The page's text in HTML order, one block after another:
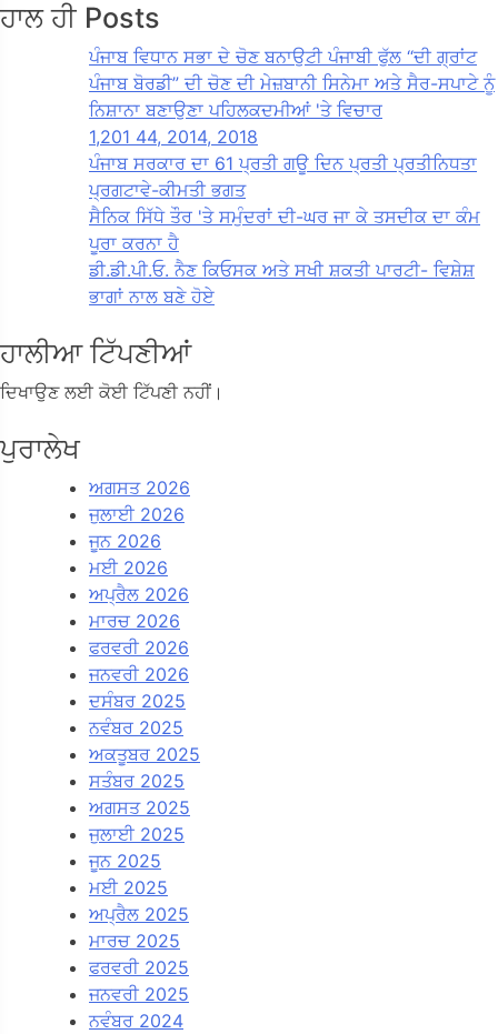
ਹਾਲ ਹੀ Posts
ਪੰਜਾਬ ਵਿਧਾਨ ਸਭਾ ਦੇ ਚੋਣ ਬਨਾਉਟੀ ਪੰਜਾਬੀ ਫੁੱਲ “ਦੀ ਗ੍ਰਾਂਟ
ਪੰਜਾਬ ਬੋਰਡੀ” ਦੀ ਚੋਣ ਦੀ ਮੇਜ਼ਬਾਨੀ ਸਿਨੇਮਾ ਅਤੇ ਸੈਰ-ਸਪਾਟੇ ਨੂੰ
ਨਿਸ਼ਾਨਾ ਬਣਾਉਣਾ ਪਹਿਲਕਦਮੀਆਂ 'ਤੇ ਵਿਚਾਰ
1,201 44, 2014, 2018
ਪੰਜਾਬ ਸਰਕਾਰ ਦਾ 61 ਪ੍ਰਤੀ ਗਊ ਦਿਨ ਪ੍ਰਤੀ ਪ੍ਰਤੀਨਿਧਤਾ
ਪ੍ਰਗਟਾਵੇ-ਕੀਮਤੀ ਭਗਤ
ਸੈਨਿਕ ਸਿੱਧੇ ਤੌਰ 'ਤੇ ਸਮੁੰਦਰਾਂ ਦੀ-ਘਰ ਜਾ ਕੇ ਤਸਦੀਕ ਦਾ ਕੰਮ
ਪੂਰਾ ਕਰਨਾ ਹੈ
ਡੀ.ਡੀ.ਪੀ.ਓ. ਨੈਣ ਕਿਓਸਕ ਅਤੇ ਸਖੀ ਸ਼ਕਤੀ ਪਾਰਟੀ- ਵਿਸ਼ੇਸ਼
ਭਾਗਾਂ ਨਾਲ ਬਣੇ ਹੋਏ
ਹਾਲੀਆ ਟਿੱਪਣੀਆਂ
ਦਿਖਾਉਣ ਲਈ ਕੋਈ ਟਿੱਪਣੀ ਨਹੀਂ।
ਪੁਰਾਲੇਖ
ਅਗਸਤ 2026
ਜੁਲਾਈ 2026
ਜੂਨ 2026
ਮਈ 2026
ਅਪ੍ਰੈਲ 2026
ਮਾਰਚ 2026
ਫਰਵਰੀ 2026
ਜਨਵਰੀ 2026
ਦਸੰਬਰ 2025
ਨਵੰਬਰ 2025
ਅਕਤੂਬਰ 2025
ਸਤੰਬਰ 2025
ਅਗਸਤ 2025
ਜੁਲਾਈ 2025
ਜੂਨ 2025
ਮਈ 2025
ਅਪ੍ਰੈਲ 2025
ਮਾਰਚ 2025
ਫਰਵਰੀ 2025
ਜਨਵਰੀ 2025
ਨਵੰਬਰ 2024